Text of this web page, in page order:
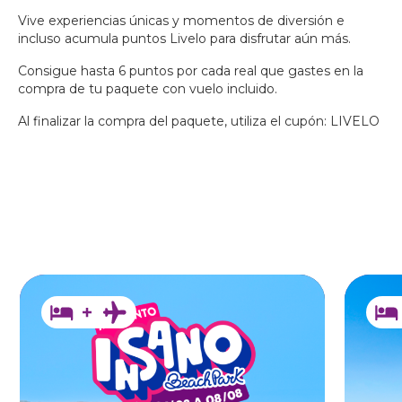
BIENESTAR
BEACH
PARK
Vive experiencias únicas y momentos de diversión e
incluso acumula puntos Livelo para disfrutar aún más.
Consigue hasta 6 puntos por cada real que gastes en la
compra de tu paquete con vuelo incluido.
Al finalizar la compra del paquete, utiliza el cupón: LIVELO